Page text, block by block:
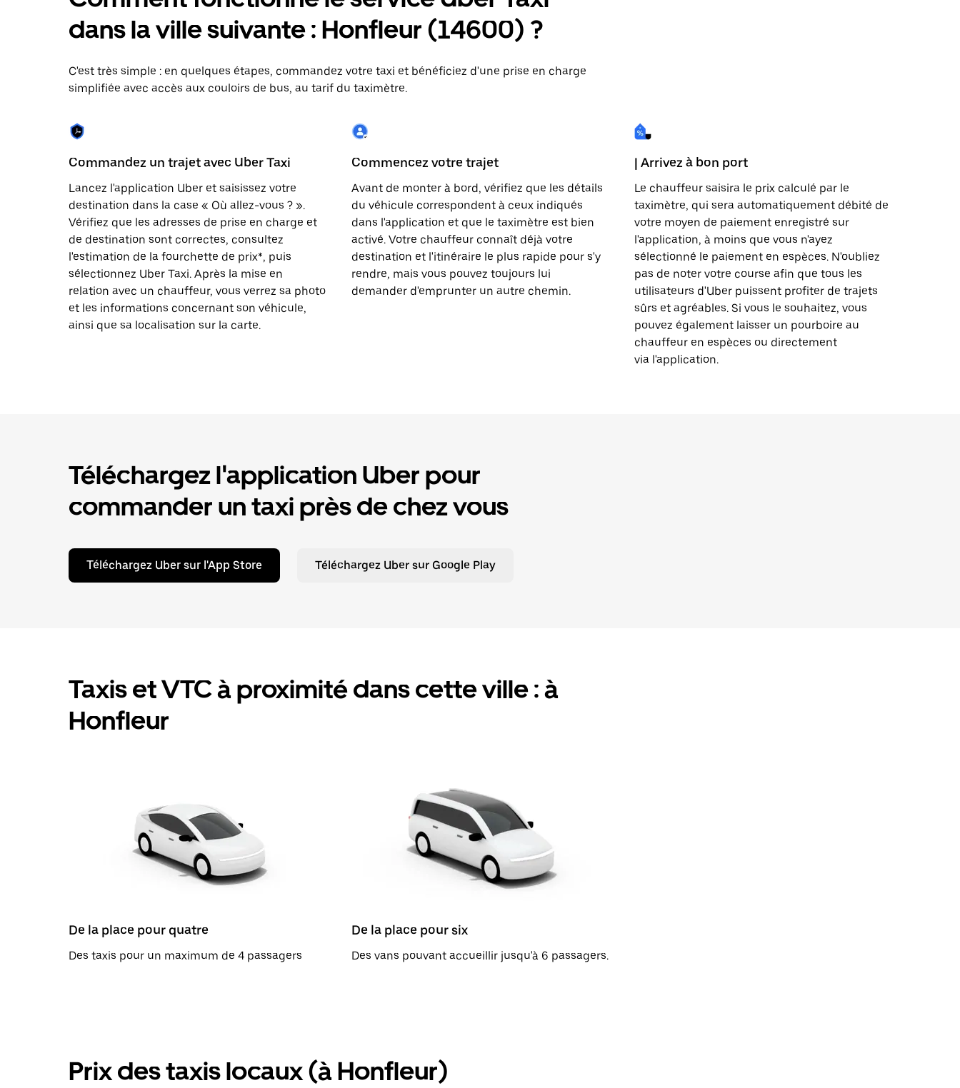
le
et
date.
Appuyez
sur
touche
Échap
fermer
calendrier.
dans la ville suivante : Honfleur (14600) ?
C'est très simple : en quelques étapes, commandez votre taxi et bénéficiez d'une prise en charge
simplifiée avec accès aux couloirs de bus, au tarif du taximètre.
Commandez un trajet avec Uber Taxi
Lancez l'application Uber et saisissez votre
destination dans la case « Où allez-vous ? ».
Vérifiez que les adresses de prise en charge et
de destination sont correctes, consultez
l'estimation de la fourchette de prix*, puis
sélectionnez Uber Taxi. Après la mise en
relation avec un chauffeur, vous verrez sa photo
et les informations concernant son véhicule,
ainsi que sa localisation sur la carte.
Commencez votre trajet
Avant de monter à bord, vérifiez que les détails
du véhicule correspondent à ceux indiqués
dans l'application et que le taximètre est bien
activé. Votre chauffeur connaît déjà votre
destination et l'itinéraire le plus rapide pour s'y
rendre, mais vous pouvez toujours lui
demander d'emprunter un autre chemin.
| Arrivez à bon port
Le chauffeur saisira le prix calculé par le
taximètre, qui sera automatiquement débité de
votre moyen de paiement enregistré sur
l'application, à moins que vous n'ayez
sélectionné le paiement en espèces. N'oubliez
pas de noter votre course afin que tous les
utilisateurs d'Uber puissent profiter de trajets
sûrs et agréables. Si vous le souhaitez, vous
pouvez également laisser un pourboire au
chauffeur en espèces ou directement
via l'application.
Téléchargez l'application Uber pour
commander un taxi près de chez vous
Téléchargez Uber sur l'App Store Téléchargez Uber sur Google Play
Taxis et VTC à proximité dans cette ville : à
Honfleur
De la place pour quatre
Des taxis pour un maximum de 4 passagers
De la place pour six
Des vans pouvant accueillir jusqu'à 6 passagers.
Prix des taxis locaux (à Honfleur)